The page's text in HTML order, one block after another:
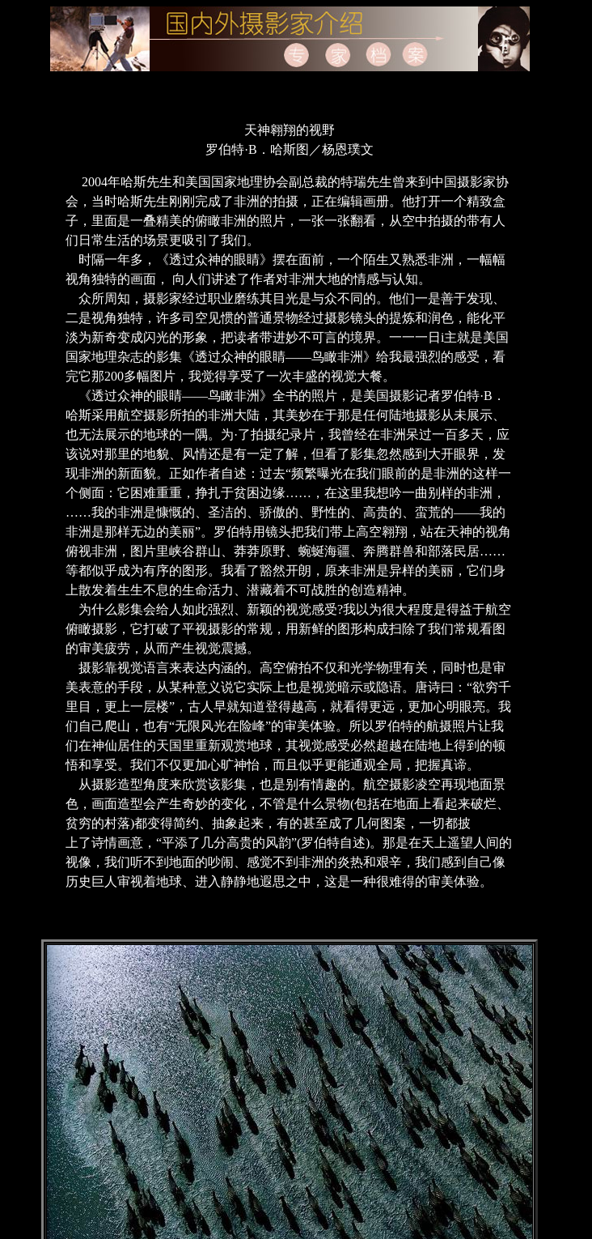
天神翱翔的视野
罗伯特·B．哈斯图／杨恩璞文
2004年哈斯先生和美国国家地理协会副总裁的特瑞先生曾来到中国摄影家协
会，当时哈斯先生刚刚完成了非洲的拍摄，正在编辑画册。他打开一个精致盒
子，里面是一叠精美的俯瞰非洲的照片，一张一张翻看，从空中拍摄的带有人
们日常生活的场景更吸引了我们。
时隔一年多，《透过众神的眼睛》摆在面前，一个陌生又熟悉非洲，一幅幅
视角独特的画面， 向人们讲述了作者对非洲大地的情感与认知。
众所周知，摄影家经过职业磨练其目光是与众不同的。他们一是善于发现、
二是视角独特，许多司空见惯的普通景物经过摄影镜头的提炼和润色，能化平
淡为新奇变成闪光的形象，把读者带进妙不可言的境界。一一一日i主就是美国
国家地理杂志的影集《透过众神的眼睛——鸟瞰非洲》给我最强烈的感受，看
完它那200多幅图片，我觉得享受了一次丰盛的视觉大餐。
《透过众神的眼睛——鸟瞰非洲》全书的照片，是美国摄影记者罗伯特·B．
哈斯采用航空摄影所拍的非洲大陆，其美妙在于那是任何陆地摄影从未展示、
也无法展示的地球的一隅。为·了拍摄纪录片，我曾经在非洲呆过一百多天，应
该说对那里的地貌、风情还是有一定了解，但看了影集忽然感到大开眼界，发
现非洲的新面貌。正如作者自述：过去“频繁曝光在我们眼前的是非洲的这样一
个侧面：它困难重重，挣扎于贫困边缘……，在这里我想吟一曲别样的非洲，
……我的非洲是慷慨的、圣洁的、骄傲的、野性的、高贵的、蛮荒的——我的
非洲是那样无边的美丽”。罗伯特用镜头把我们带上高空翱翔，站在天神的视角
俯视非洲，图片里峡谷群山、莽莽原野、蜿蜒海疆、奔腾群兽和部落民居……
等都似乎成为有序的图形。我看了豁然开朗，原来非洲是异样的美丽，它们身
上散发着生生不息的生命活力、潜藏着不可战胜的创造精神。
为什么影集会给人如此强烈、新颖的视觉感受?我以为很大程度是得益于航空
俯瞰摄影，它打破了平视摄影的常规，用新鲜的图形构成扫除了我们常规看图
的审美疲劳，从而产生视觉震撼。
摄影靠视觉语言来表达内涵的。高空俯拍不仅和光学物理有关，同时也是审
美表意的手段，从某种意义说它实际上也是视觉暗示或隐语。唐诗曰：“欲穷千
里目，更上一层楼”，古人早就知道登得越高，就看得更远，更加心明眼亮。我
们自己爬山，也有“无限风光在险峰”的审美体验。所以罗伯特的航摄照片让我
们在神仙居住的天国里重新观赏地球，其视觉感受必然超越在陆地上得到的顿
悟和享受。我们不仅更加心旷神怡，而且似乎更能通观全局，把握真谛。
从摄影造型角度来欣赏该影集，也是别有情趣的。航空摄影凌空再现地面景
色，画面造型会产生奇妙的变化，不管是什么景物(包括在地面上看起来破烂、
贫穷的村落)都变得简约、抽象起来，有的甚至成了几何图案，一切都披
上了诗情画意，“平添了几分高贵的风韵”(罗伯特自述)。那是在天上遥望人间的
视像，我们听不到地面的吵闹、感觉不到非洲的炎热和艰辛，我们感到自己像
历史巨人审视着地球、进入静静地遐思之中，这是一种很难得的审美体验。